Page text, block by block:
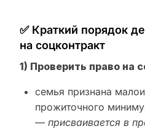
✅ Краткий порядок
на соцконтракт
1) Проверить право на
семья признана
прожиточного
— присваивается в